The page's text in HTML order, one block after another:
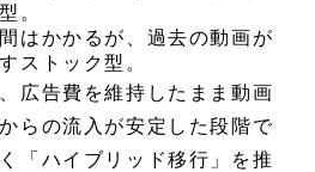
。
はかかるが、過去の動画が
ストック型。
広告費を維持したまま動画
らの流入が安定した段階で
「ハイブリッド移行」を推